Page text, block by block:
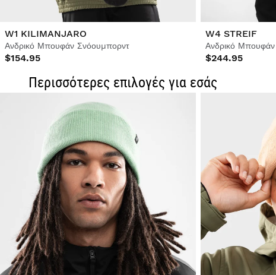
W1 KILIMANJARO
Ανδρικό Μπουφάν Σνόουμπορντ
$154.95
W4 STREIF
Ανδρικό
$244.95
Περισσότερες επιλογές για εσάς